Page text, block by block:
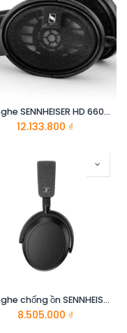
Tai nghe SENNHEISER HD 660 S
12.133.800 ₫
Tai nghe chống ồn SENNHEISER Momentum 4 Wireless (Đen)
8.505.000 ₫